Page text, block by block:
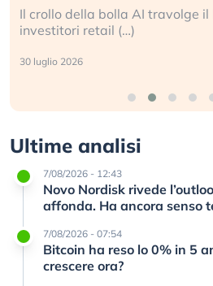
Il crollo della bolla AI travolge il
investitori retail (…)
30 luglio 2026
Ultime analisi
7/08/2026 - 12:43
Novo Nordisk rivede
affonda. Ha ancora senso
7/08/2026 - 07:54
Bitcoin ha reso lo 0% in 5
crescere ora?